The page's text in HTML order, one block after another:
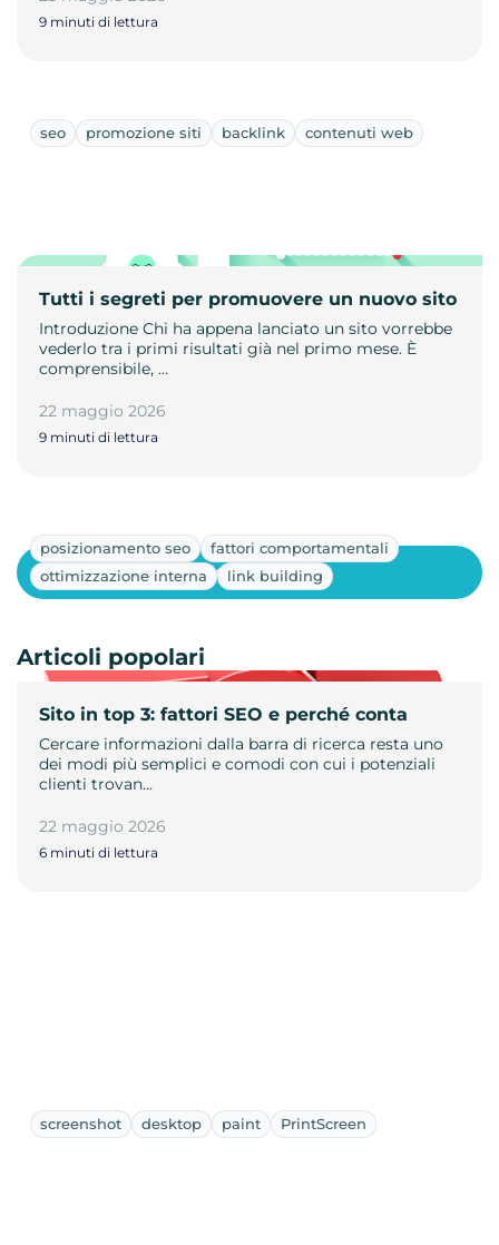
9 minuti di lettura
seo promozione siti backlink contenuti web
Tutti i segreti per promuovere un nuovo sito
Introduzione Chi ha appena lanciato un sito vorrebbe
vederlo tra i primi risultati già nel primo mese. È
comprensibile, …
22 maggio 2026
9 minuti di lettura
posizionamento seo
fattori comportamentali
ottimizzazione interna
link building
Sito in top 3: fattori SEO e perché conta
Cercare informazioni dalla barra di ricerca resta uno
dei modi più semplici e comodi con cui i potenziali
clienti trovan…
22 maggio 2026
6 minuti di lettura
Mostra altri
Articoli popolari
screenshot desktop paint PrintScreen